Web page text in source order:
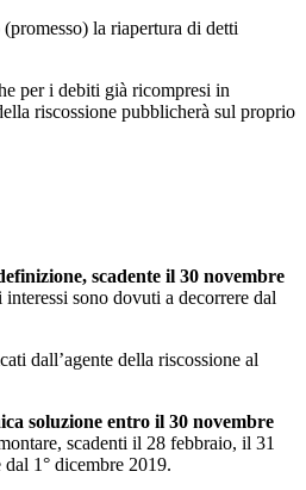
la riapertura di detti
per i debiti già ricompresi in
riscossione pubblicherà sul proprio
scadente il 30 novembre
sono dovuti a decorrere dal
dall’agente della riscossione al
soluzione entro il 30 novembre
scadenti il 28 febbraio, il 31
1° dicembre 2019.